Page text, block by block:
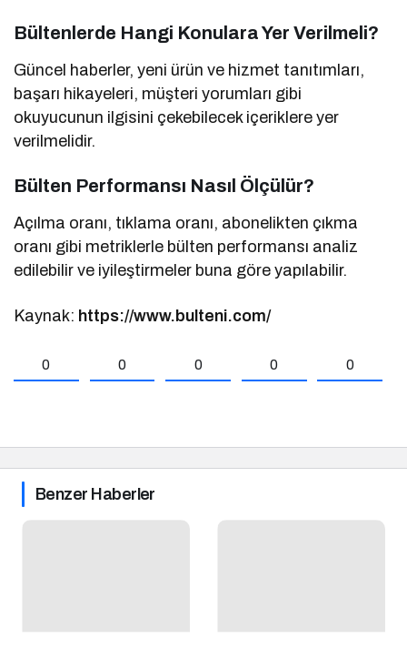
Bültenlerde Hangi Konulara Yer Verilmeli?
Güncel haberler, yeni ürün ve hizmet tanıtımları,
başarı hikayeleri, müşteri yorumları gibi
okuyucunun ilgisini çekebilecek içeriklere yer
verilmelidir.
Bülten Performansı Nasıl Ölçülür?
Açılma oranı, tıklama oranı, abonelikten çıkma
oranı gibi metriklerle bülten performansı analiz
edilebilir ve iyileştirmeler buna göre yapılabilir.
Kaynak: https://www.bulteni.com/
0 0 0 0 0
Benzer Haberler